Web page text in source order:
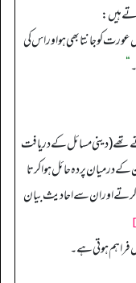
ہیں:
کو جانتا بھی ہو اور اس کی
“
تھے (دینی مسائل کے دریافت
درمیان پردہ حائل ہوا کرتا
کرتے اور ان سے احادیث بیان
فراہم ہوتی ہے۔